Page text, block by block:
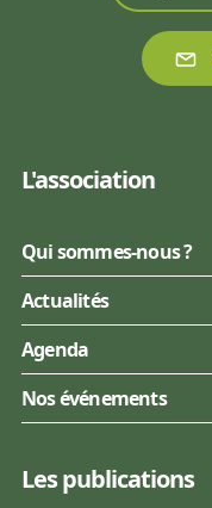
L'association
Qui sommes-nous ?
Actualités
Agenda
Nos événements
Les publications